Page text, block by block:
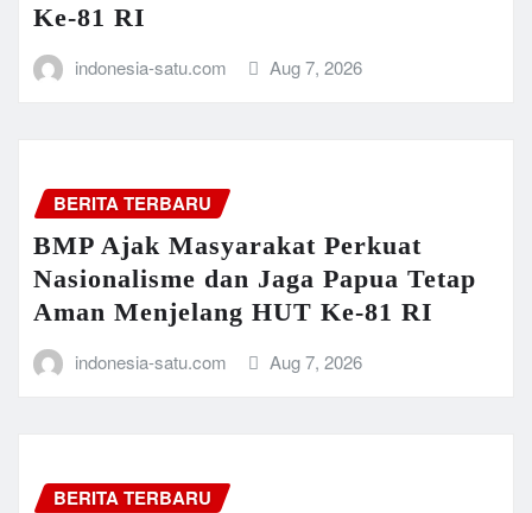
Ke-81 RI
indonesia-satu.com Aug 7, 2026
BERITA TERBARU
BMP Ajak Masyarakat Perkuat
Nasionalisme dan Jaga Papua Tetap
Aman Menjelang HUT Ke-81 RI
indonesia-satu.com Aug 7, 2026
BERITA TERBARU